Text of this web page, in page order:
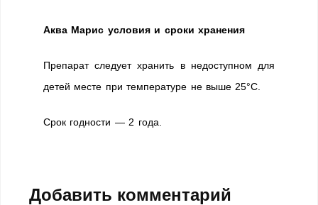
Аква Марис условия и сроки хранения
Препарат следует хранить в недоступном для
детей месте при температуре не выше 25°C.
Срок годности — 2 года.
Добавить комментарий